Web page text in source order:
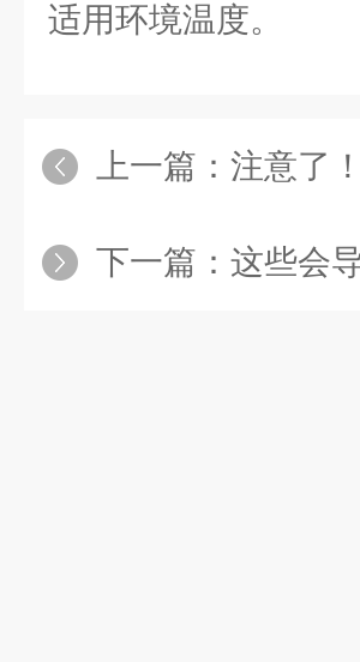
适用环境温度。
上一篇： 注意了！可
下一篇： 这些会导致